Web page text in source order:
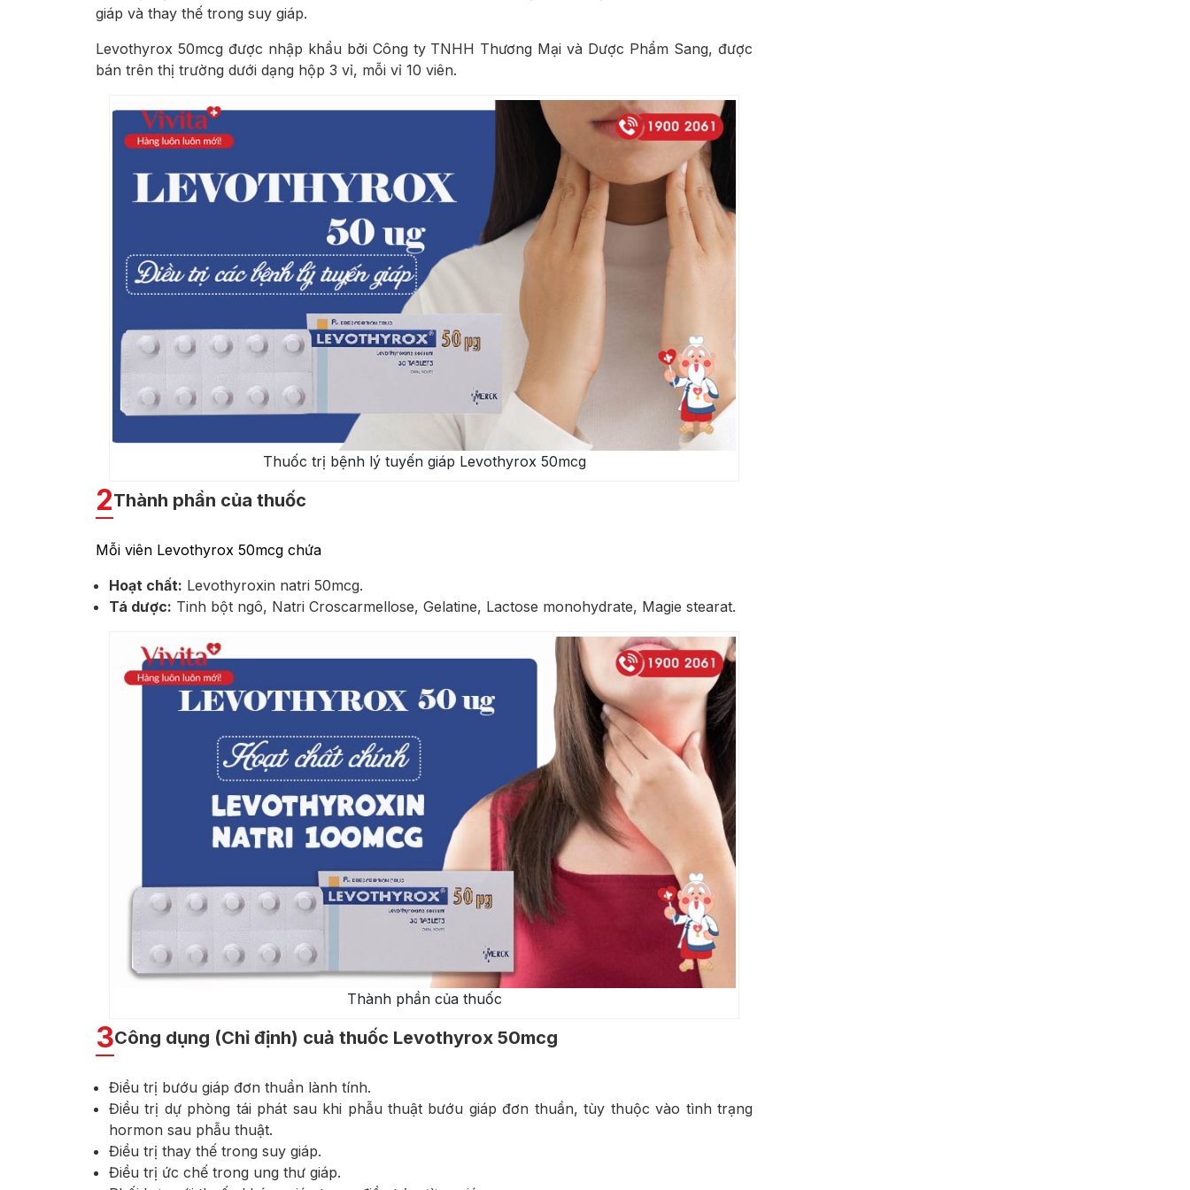
giáp và thay thế trong suy giáp.
Levothyrox 50mcg được nhập khẩu bởi Công ty TNHH Thương Mại và Dược Phẩm Sang, được
bán trên thị trường dưới dạng hộp 3 vỉ, mỗi vỉ 10 viên.
Thuốc trị bệnh lý tuyến giáp Levothyrox 50mcg
2Thành phần của thuốc
Mỗi viên Levothyrox 50mcg chứa
Hoạt chất: Levothyroxin natri 50mcg.
Tá dược: Tinh bột ngô, Natri Croscarmellose, Gelatine, Lactose monohydrate, Magie stearat.
Thành phần của thuốc
3Công dụng (Chỉ định) cuả thuốc Levothyrox 50mcg
Điều trị bướu giáp đơn thuần lành tính.
Điều trị dự phòng tái phát sau khi phẫu thuật bướu giáp đơn thuần, tùy thuộc vào tình trạng
hormon sau phẫu thuật.
Điều trị thay thế trong suy giáp.
Điều trị ức chế trong ung thư giáp.